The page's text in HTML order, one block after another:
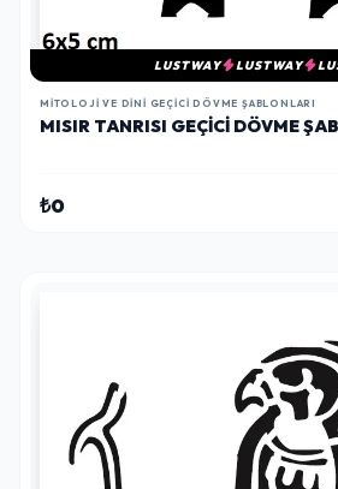
LUSTWAY LUSTWAY
MITOLOJI VE DINI GEÇICI DÖVME ŞABLONLARI
MISIR TANRISI GEÇICI DÖVME
₺0